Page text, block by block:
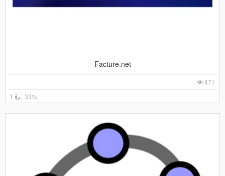
Facture.net
471
1
33%